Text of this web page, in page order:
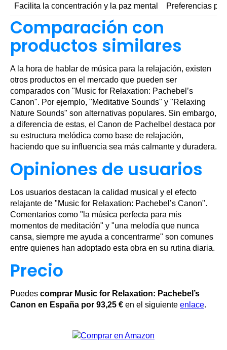
Facilita la concentración y la paz mental Preferencias
Comparación con
productos similares
A la hora de hablar de música para la relajación, existen
otros productos en el mercado que pueden ser
comparados con "Music for Relaxation: Pachebel’s
Canon". Por ejemplo, "Meditative Sounds" y "Relaxing
Nature Sounds" son alternativas populares. Sin embargo,
a diferencia de estas, el Canon de Pachelbel destaca por
su estructura melódica como base de relajación,
haciendo que su influencia sea más calmante y duradera.
Opiniones de usuarios
Los usuarios destacan la calidad musical y el efecto
relajante de "Music for Relaxation: Pachebel’s Canon".
Comentarios como "la música perfecta para mis
momentos de meditación" y "una melodía que nunca
cansa, siempre me ayuda a concentrarme" son comunes
entre quienes han adoptado esta obra en su rutina diaria.
Precio
Puedes comprar Music for Relaxation: Pachebel’s
Canon en España por 93,25 € en el siguiente enlace.